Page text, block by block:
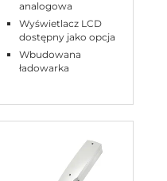
analogowa
Wyświetlacz LCD
dostępny jako opcja
Wbudowana
ładowarka